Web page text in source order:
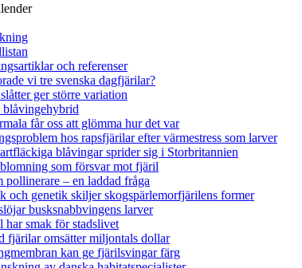
och referenser
vi tre svenska dagfjärilar?
ger större variation
blåvingehybrid
får oss att glömma hur det var
hos rapsfjärilar efter värmestress som larver
blåvingar sprider sig i Storbritannien
som försvar mot fjäril
pollinerare – en laddad fråga
och genetik skiljer skogspärlemorfjärilens former
busksnabbvingens larver
har smak för stadslivet
fjärilar omsätter miljontals dollar
kan ge fjärilsvingar färg